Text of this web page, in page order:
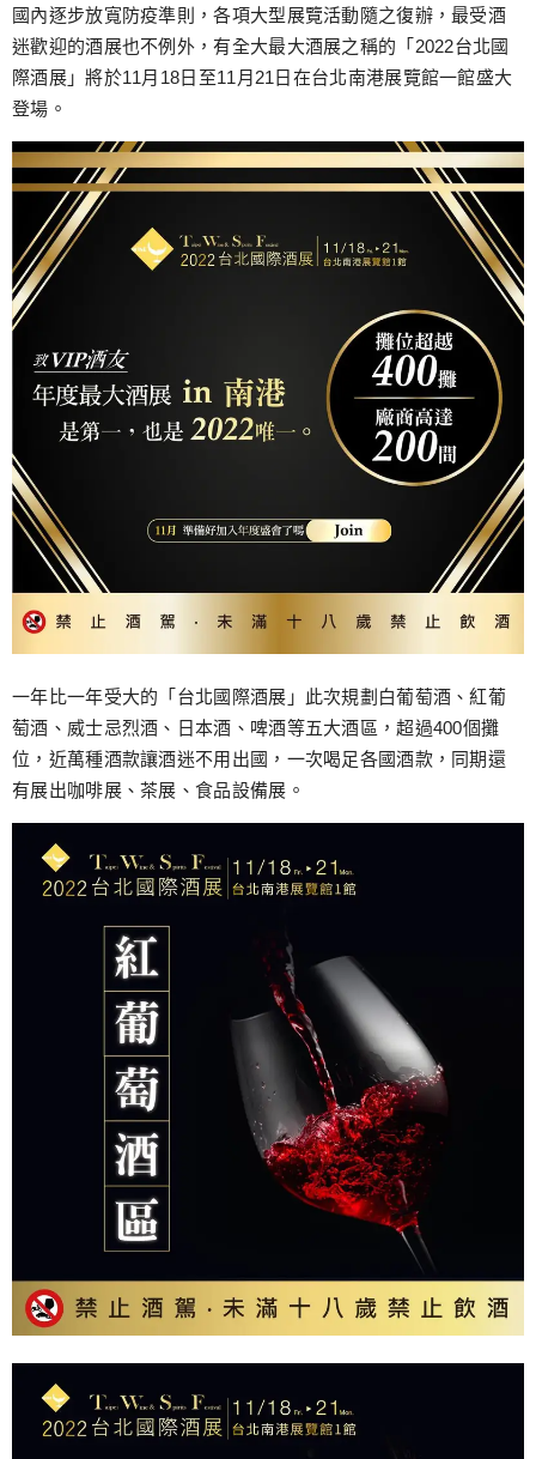
跳
至
主
要
內
容
國內逐步放寬防疫準則，各項大型展覽活動隨之復辦，最受酒
迷歡迎的酒展也不例外，有全大最大酒展之稱的「2022台北國
際酒展」將於11月18日至11月21日在台北南港展覽館一館盛大
登場。
一年比一年受大的「台北國際酒展」此次規劃白葡萄酒、紅葡
萄酒、威士忌烈酒、日本酒、啤酒等五大酒區，超過400個攤
位，近萬種酒款讓酒迷不用出國，一次喝足各國酒款，同期還
有展出咖啡展、茶展、食品設備展。